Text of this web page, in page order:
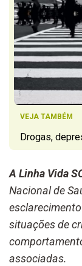
VEJA TAMBÉM
Drogas,
A Linha Vida
Nacional de
situações de
associadas.